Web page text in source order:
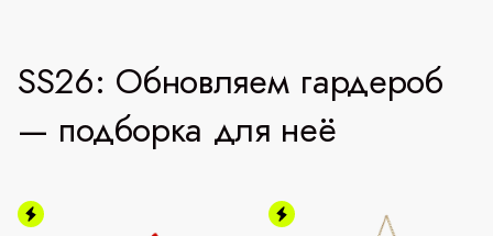
SS26: Обновляем гардероб
— подборка для неё